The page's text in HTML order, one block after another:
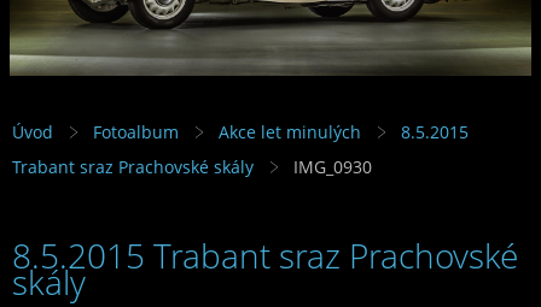
Úvod Fotoalbum Akce let minulých
8.5.2015
Trabant sraz Prachovské skály
IMG_0930
8.5.2015 Trabant sraz Prachovské
skály